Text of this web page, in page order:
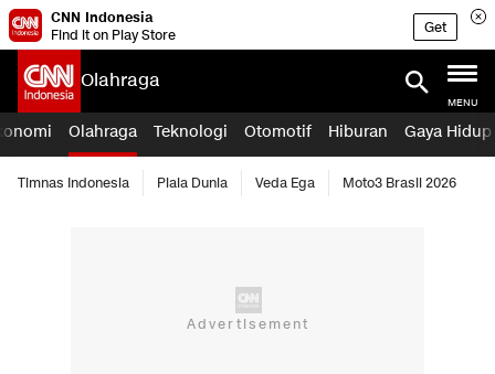
CNN Indonesia
Find it on Play Store
Get
Olahraga
MENU
Olahraga Teknologi Otomotif Hiburan Gaya Hidup
Timnas Indonesia Piala Dunia Veda Ega Moto3 Brasil 2026